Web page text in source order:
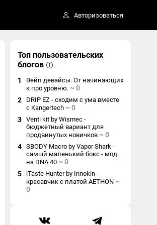
Авторизоваться
Топ пользовательских
блогов
1
Вейп девайсы. От начинающих
к про уровню. ~0
2
DRIP EZ - сходим с ума вместе
с Kangertech ~0
3 Venti kit by Wismec -
бюджетный вариант для
продвинутых новичков ~0
4 SBODY Macro by Vapor Shark -
самый маленький бокс - мод
на DNA 40 ~0
5
iTaste Hunter by Innokin -
красавчик с платой AETHON ~
0